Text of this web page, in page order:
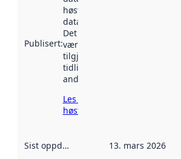
Publisert:
høstet av
data.norge.no.
Det kan ha
vært
tilgjengelig
tidligere
andre steder.
Les mer om
høsting her
Sist oppdatert 13. mars 2026